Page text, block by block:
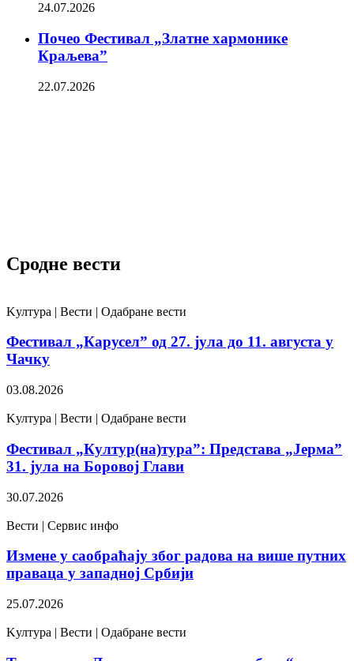
24.07.2026
Почео Фестивал „Златне хармонике
Краљева”
22.07.2026
Сродне вести
Kултура | Вести | Одабране вести
Фестивал „Карусел” од 27. јула до 11. августа у
Чачку
03.08.2026
Kултура | Вести | Одабране вести
Фестивал „Култур(на)тура”: Представа „Јерма”
31. јула на Боровој Глави
30.07.2026
Вести | Сервис инфо
Измене у саобраћају због радова на више путних
праваца у западној Србији
25.07.2026
Kултура | Вести | Одабране вести